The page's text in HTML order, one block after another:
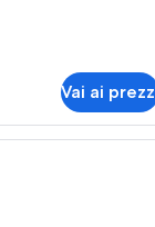
Vai ai